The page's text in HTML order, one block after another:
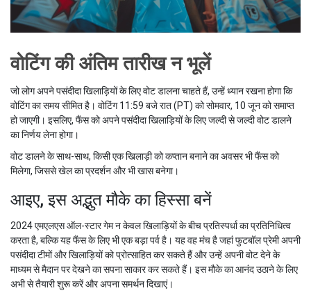
वोटिंग की अंतिम तारीख न भूलें
जो लोग अपने पसंदीदा खिलाड़ियों के लिए वोट डालना चाहते हैं, उन्हें ध्यान रखना होगा कि
वोटिंग का समय सीमित है। वोटिंग 11:59 बजे रात (PT) को सोमवार, 10 जून को समाप्त
हो जाएगी। इसलिए, फैंस को अपने पसंदीदा खिलाड़ियों के लिए जल्दी से जल्दी वोट डालने
का निर्णय लेना होगा।
वोट डालने के साथ-साथ, किसी एक खिलाड़ी को कप्तान बनाने का अवसर भी फैंस को
मिलेगा, जिससे खेल का प्रदर्शन और भी खास बनेगा।
आइए, इस अद्भुत मौके का हिस्सा बनें
2024 एमएलएस ऑल-स्टार गेम न केवल खिलाड़ियों के बीच प्रतिस्पर्धा का प्रतिनिधित्व
करता है, बल्कि यह फैंस के लिए भी एक बड़ा पर्व है। यह वह मंच है जहां फुटबॉल प्रेमी अपनी
पसंदीदा टीमों और खिलाड़ियों को प्रोत्साहित कर सकते हैं और उन्हें अपनी वोट देने के
माध्यम से मैदान पर देखने का सपना साकार कर सकते हैं। इस मौके का आनंद उठाने के लिए
अभी से तैयारी शुरू करें और अपना समर्थन दिखाएं।